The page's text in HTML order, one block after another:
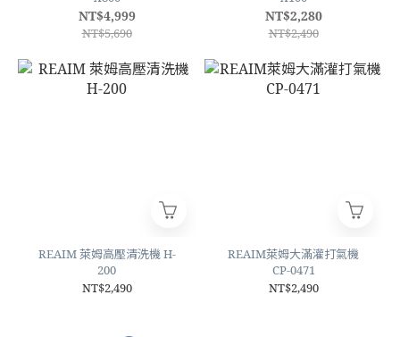
NT$4,999
NT$5,690
NT$2,280
NT$2,490
REAIM 萊姆高壓清洗機 H-
200
NT$2,490
REAIM萊姆大滿灌打氣機
CP-0471
NT$2,490